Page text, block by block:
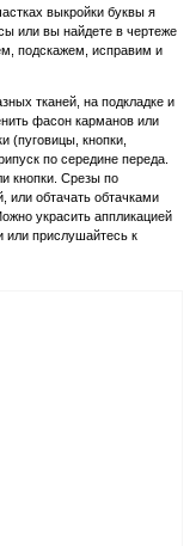
выкройки буквы я
или вы найдете в чертеже
подскажем, исправим и
тканей, на подкладке и
фасон карманов или
(пуговицы, кнопки,
по середине переда.
кнопки. Срезы по
или обтачать обтачками
украсить аппликацией
или прислушайтесь к